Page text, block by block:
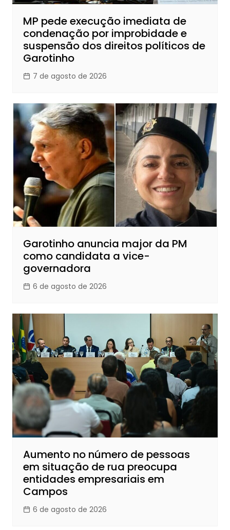
MP pede execução imediata de
condenação por improbidade e
suspensão dos direitos políticos de
Garotinho
7 de agosto de 2026
Garotinho anuncia major da PM
como candidata a vice-
governadora
6 de agosto de 2026
Aumento no número de pessoas
em situação de rua preocupa
entidades empresariais em
Campos
6 de agosto de 2026